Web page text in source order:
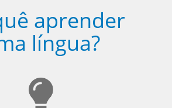
língua?
idiomas aumenta a capacidade de